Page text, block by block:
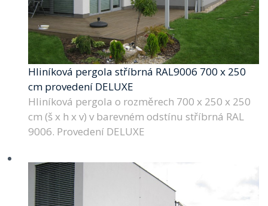
Hliníková pergola stříbrná RAL9006 700 x 250
cm provedení DELUXE
Hliníková pergola o rozměrech 700 x 250 x 250
cm (š x h x v) v barevném odstínu stříbrná RAL
9006. Provedení DELUXE